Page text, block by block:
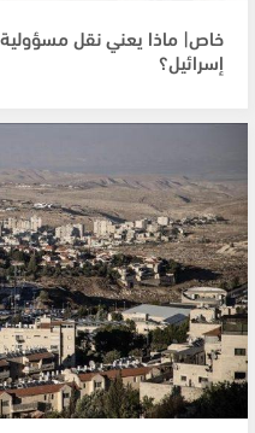
خاص| ماذا يعني نقل مسؤولية
إسرائيل؟